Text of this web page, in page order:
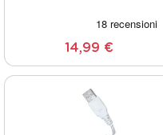
14,99 €